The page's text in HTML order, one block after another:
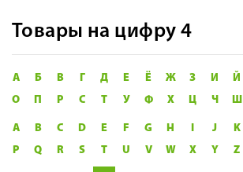
Товары на цифру 4
А Б В Г Д Е Ё Ж З И Й
О
П Р С Т У Ф Х Ц Ч Ш
A B C D E F G H I J K
P
Q R S T U V W X Y Z